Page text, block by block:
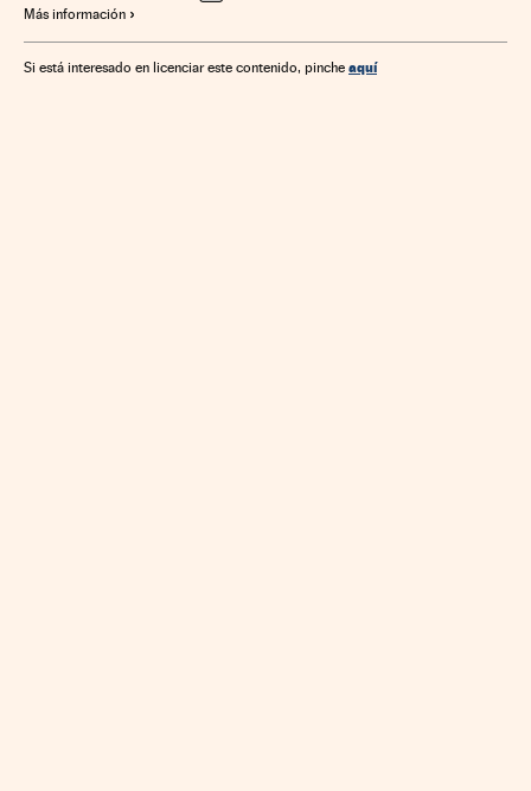
Más información
Si está interesado en licenciar este contenido, pinche aquí